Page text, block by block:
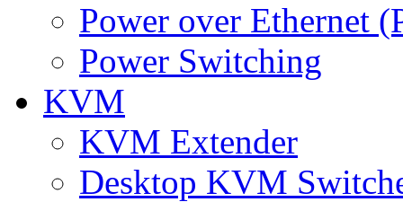
Power over Ethernet
Power Switching
KVM
KVM Extender
Desktop KVM